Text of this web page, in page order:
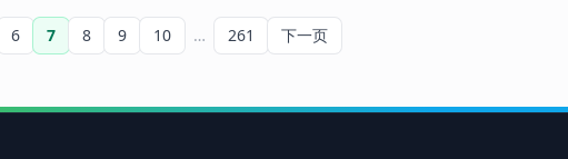
开始进行戊戌变法，变法失败后
逃往日本，自称持有皇帝的衣带
制，反对革命。辛亥革命后，作
金紫光禄大夫，封安喜县子。开
元十四年卒，赠兖州刺史。
6 7 8 9 10 … 261 下一页